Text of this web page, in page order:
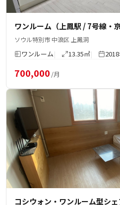
ワンルーム（上鳳駅 / 7号線・
ソウル特別市 中浪区 上鳳洞
ワンルーム 13.35㎡
700,000 /月
コシウォン・ワンルーム型シ